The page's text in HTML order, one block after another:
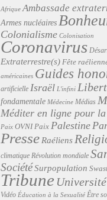
Afrique Ambassade
Armes nucléaires
Colonialisme Colonisation
Coronavirus
Extraterrestre(s) Fête
américaines Guides
artificielle Israël L'infini
fondamentale Médecine Médias
Méditer en ligne pour
Paix OVNI Paix Palestine
PresseRaéliens
climatique Révolution mondiale
SociétéSurpopulation
Tribune
Vidéo Éducation à la Sexualité Être